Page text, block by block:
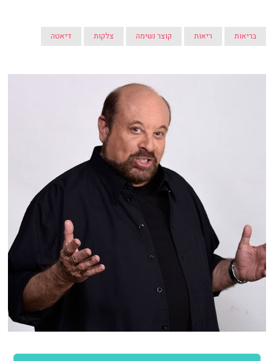
בריאות ריאות קוצר נשימה צלקות דיאטה